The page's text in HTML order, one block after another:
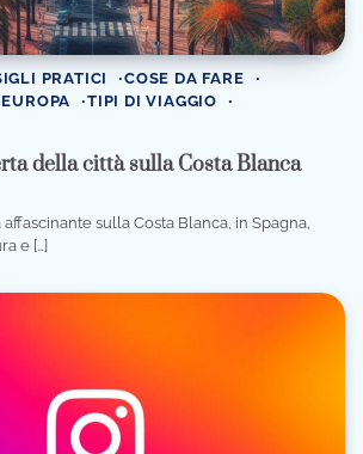
PRATICI
COSE DA FARE
EUROPA
TIPI DI VIAGGIO
della città sulla Costa Blanca
sulla Costa Blanca, in Spagna,
e […]